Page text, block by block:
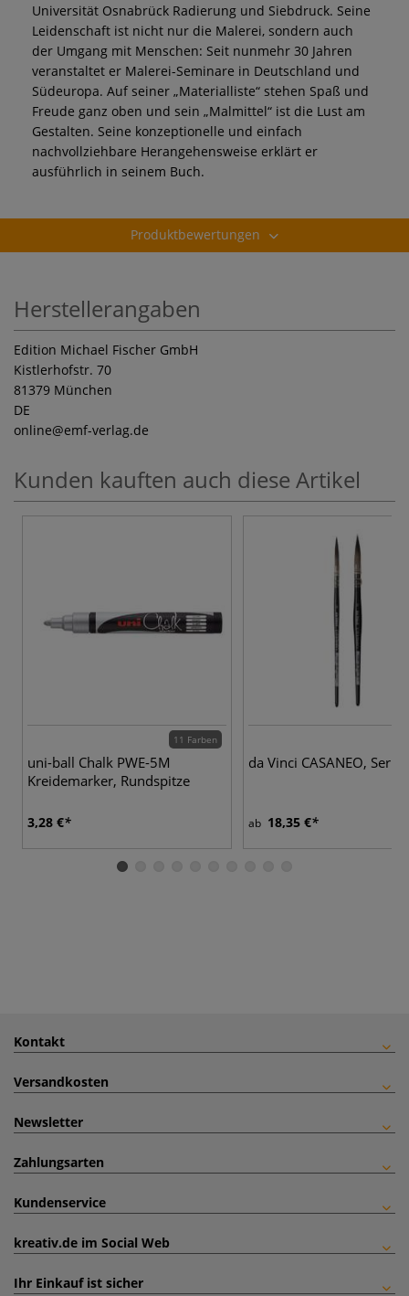
Universität Osnabrück Radierung und Siebdruck. Seine
Leidenschaft ist nicht nur die Malerei, sondern auch
der Umgang mit Menschen: Seit nunmehr 30 Jahren
veranstaltet er Malerei-Seminare in Deutschland und
Südeuropa. Auf seiner „Materialliste“ stehen Spaß und
Freude ganz oben und sein „Malmittel“ ist die Lust am
Gestalten. Seine konzeptionelle und einfach
nachvollziehbare Herangehensweise erklärt er
ausführlich in seinem Buch.
Produktbewertungen
Herstellerangaben
Edition Michael Fischer GmbH
Kistlerhofstr. 70
81379 München
DE
online@emf-verlag.de
Kunden kauften auch diese Artikel
11 Farben
uni-ball Chalk PWE-5M
Kreidemarker, Rundspitze
3,28 €
da Vinci CASANEO, Serie
ab 18,35 €
Kontakt
Versandkosten
Newsletter
Zahlungsarten
Kundenservice
kreativ.de im Social Web
Ihr Einkauf ist sicher